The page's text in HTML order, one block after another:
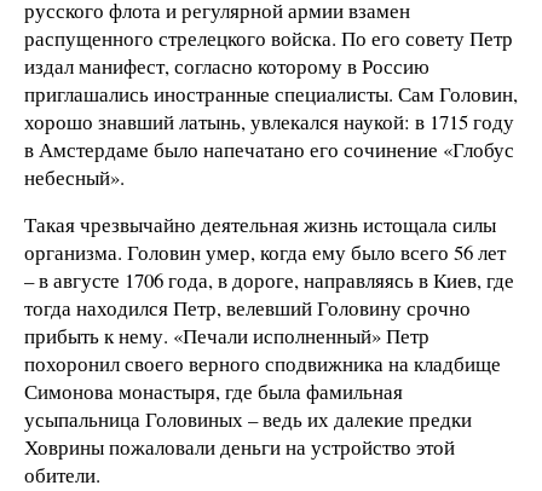
русского флота и регулярной армии взамен
распущенного стрелецкого войска. По его совету Петр
издал манифест, согласно которому в Россию
приглашались иностранные специалисты. Сам Головин,
хорошо знавший латынь, увлекался наукой: в 1715 году
в Амстердаме было напечатано его сочинение «Глобус
небесный».
Такая чрезвычайно деятельная жизнь истощала силы
организма. Головин умер, когда ему было всего 56 лет
– в августе 1706 года, в дороге, направляясь в Киев, где
тогда находился Петр, велевший Головину срочно
прибыть к нему. «Печали исполненный» Петр
похоронил своего верного сподвижника на кладбище
Симонова монастыря, где была фамильная
усыпальница Головиных – ведь их далекие предки
Ховрины пожаловали деньги на устройство этой
обители.